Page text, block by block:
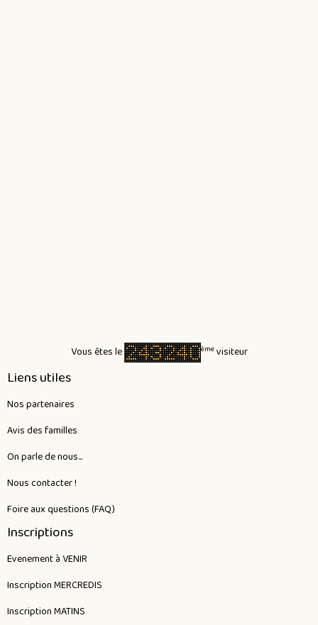
Vous êtes le èmevisiteur
Liens utiles
Nos partenaires
Avis des familles
On parle de nous...
Nous contacter !
Foire aux questions (FAQ)
Inscriptions
Evenement à VENIR
Inscription MERCREDIS
Inscription MATINS